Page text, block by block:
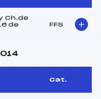
Ch.de
de
FFS
Cat.